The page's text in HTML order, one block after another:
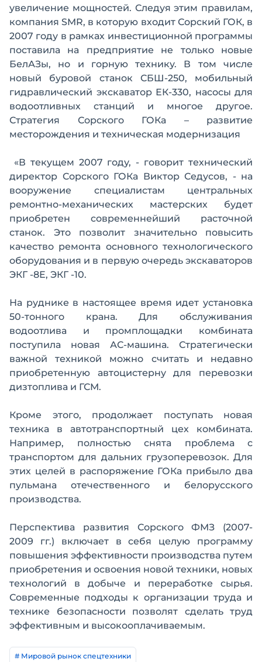
увеличение мощностей. Следуя этим правилам,
компания SMR, в которую входит Сорский ГОК, в
2007 году в рамках инвестиционной программы
поставила на предприятие не только новые
БелАЗы, но и горную технику. В том числе
новый буровой станок СБШ-250, мобильный
гидравлический экскаватор ЕК-330, насосы для
водоотливных станций и многое другое.
Стратегия Сорского ГОКа – развитие
месторождения и техническая модернизация
«В текущем 2007 году, - говорит технический
директор Сорского ГОКа Виктор Седусов, - на
вооружение специалистам центральных
ремонтно-механических мастерских будет
приобретен современнейший расточной
станок. Это позволит значительно повысить
качество ремонта основного технологического
оборудования и в первую очередь экскаваторов
ЭКГ -8Е, ЭКГ -10.
На руднике в настоящее время идет установка
50-тонного крана. Для обслуживания
водоотлива и промплощадки комбината
поступила новая АС-машина. Стратегически
важной техникой можно считать и недавно
приобретенную автоцистерну для перевозки
дизтоплива и ГСМ.
Кроме этого, продолжает поступать новая
техника в автотранспортный цех комбината.
Например, полностью снята проблема с
транспортом для дальних грузоперевозок. Для
этих целей в распоряжение ГОКа прибыло два
пульмана отечественного и белорусского
производства.
Перспектива развития Сорского ФМЗ (2007-
2009 гг.) включает в себя целую программу
повышения эффективности производства путем
приобретения и освоения новой техники, новых
технологий в добыче и переработке сырья.
Современные подходы к организации труда и
технике безопасности позволят сделать труд
эффективным и высокооплачиваемым.
# Мировой рынок спецтехники